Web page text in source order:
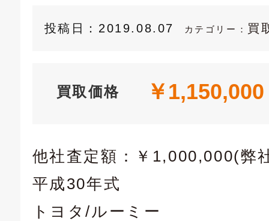
投稿日： 2019.08.07 カテゴリー： 買
買取価格 ￥1,150,000
他社査定額：￥1,000,000(弊
平成30年式
トヨタ/ルーミー